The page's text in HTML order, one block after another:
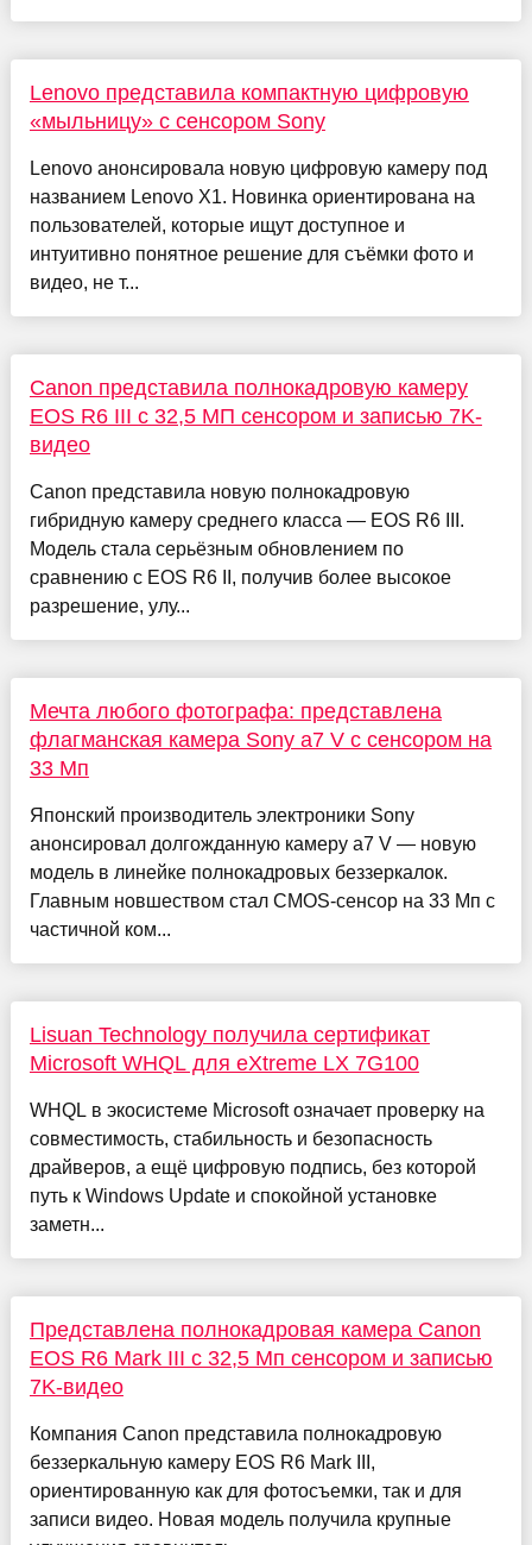
Lenovo представила компактную цифровую
«мыльницу» с сенсором Sony
Lenovo анонсировала новую цифровую камеру под
названием Lenovo X1. Новинка ориентирована на
пользователей, которые ищут доступное и
интуитивно понятное решение для съёмки фото и
видео, не т...
Canon представила полнокадровую камеру
EOS R6 III с 32,5 МП сенсором и записью 7K-
видео
Canon представила новую полнокадровую
гибридную камеру среднего класса — EOS R6 III.
Модель стала серьёзным обновлением по
сравнению с EOS R6 II, получив более высокое
разрешение, улу...
Мечта любого фотографа: представлена
флагманская камера Sony а7 V с сенсором на
33 Мп
Японский производитель электроники Sony
анонсировал долгожданную камеру a7 V — новую
модель в линейке полнокадровых беззеркалок.
Главным новшеством стал CMOS-сенсор на 33 Мп с
частичной ком...
Lisuan Technology получила сертификат
Microsoft WHQL для eXtreme LX 7G100
WHQL в экосистеме Microsoft означает проверку на
совместимость, стабильность и безопасность
драйверов, а ещё цифровую подпись, без которой
путь к Windows Update и спокойной установке
заметн...
Представлена полнокадровая камера Canon
EOS R6 Mark III с 32,5 Мп сенсором и записью
7K-видео
Компания Canon представила полнокадровую
беззеркальную камеру EOS R6 Mark III,
ориентированную как для фотосъемки, так и для
записи видео. Новая модель получила крупные